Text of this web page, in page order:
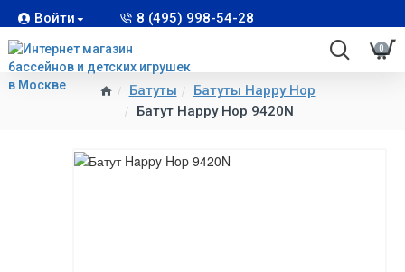
Войти 8 (495) 998-54-28
0
Батуты
Батуты Happy Hop
Батут Happy Hop 9420N